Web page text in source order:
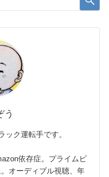
う
ック運転手です。
依存症。プライムビ
オーディブル視聴、年